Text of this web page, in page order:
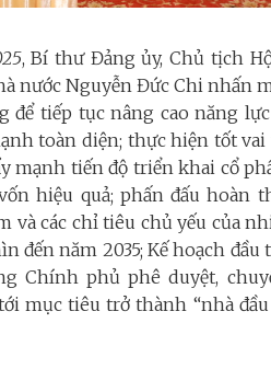
, Bí thư Đảng ủy, Chủ tịch
nước Nguyễn Đức Chi nhấn
tiếp tục nâng cao năng
toàn diện; thực hiện tốt vai
mạnh tiến độ triển khai cổ
hiệu quả; phấn đấu hoàn
các chỉ tiêu chủ yếu của
đến năm 2035; Kế hoạch đầu
Chính phủ phê duyệt,
mục tiêu trở thành “nhà